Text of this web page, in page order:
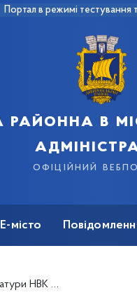
Портал в режимі тестування
районна в
офіційний
Е-місто
«Учитель року-2024»